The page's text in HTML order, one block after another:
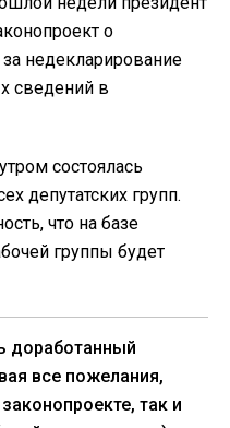
судом Украины.
Дмитрий
совета,
недели президент
о
недекларирование
сведений в
состоялась